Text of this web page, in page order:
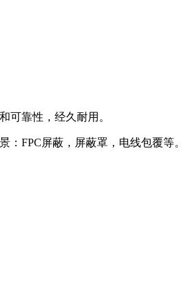
可靠性，经久耐用。
FPC屏蔽，屏蔽罩，电线包覆等。